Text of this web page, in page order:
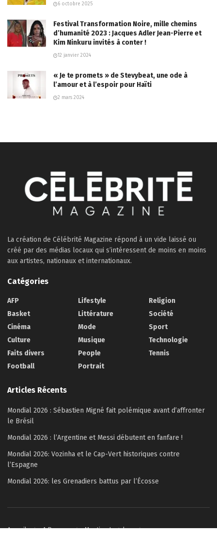
6 octobre 2025
Festival Transformation Noire, mille chemins
d’humanité 2023 : Jacques Adler Jean-Pierre et
Kim Ninkuru invités à conter !
12 janvier 2024
« Je te promets » de Stevybeat, une ode à
l’amour et à l’espoir pour Haïti
2 mars 2024
La création de Célébrité Magazine répond à un vide laissé ou
créé par des médias locaux qui s’intéressent de moins en moins
aux artistes, nationaux et internationaux.
Catégories
AFP
Basket
Cinéma
Culture
Faits divers
Football
Lifestyle
Littérature
Mode
Musique
People
Portrait
Religion
Société
Sport
Technologie
Tennis
Articles Récents
Mondial 2026 : Sébastien Migné fait polémique avant d’affronter
le Brésil
Mondial 2026 : l’Argentine et Messi débutent en fanfare !
Mondial 2026: Vozinha et le Cap-Vert historiques contre
l’Espagne
Mondial 2026: les Grenadiers battus par l’Écosse
Accueil A Propos Mention Legales